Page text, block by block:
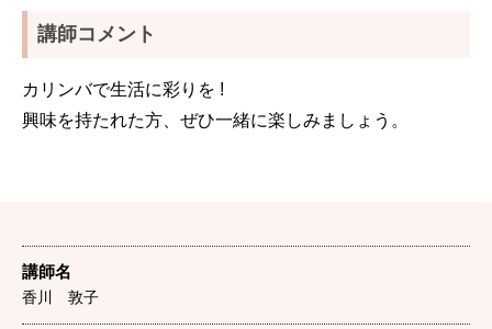
講師コメント
カリンバで生活に彩りを !
興味を持たれた方、ぜひ一緒に楽しみましょう。
講師名
香川 敦子